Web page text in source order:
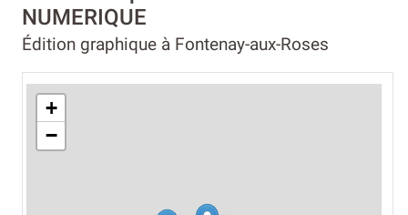
NUMERIQUE
Édition graphique à Fontenay-aux-Roses
+
−